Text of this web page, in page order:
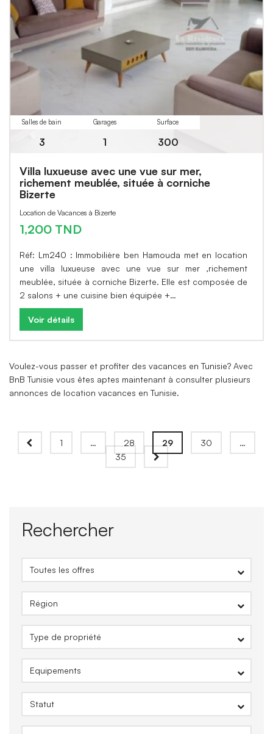
Salles de bain
3
Garages
1
Surface
300
Villa luxueuse avec une vue sur mer,
richement meublée, située à corniche
Bizerte
Location de Vacances à Bizerte
1,200 TND
Réf: Lm240 : Immobilière ben Hamouda met en location
une villa luxueuse avec une vue sur mer ,richement
meublée, située à corniche Bizerte. Elle est composée de
2 salons + une cuisine bien équipée +…
Voir détails
Voulez-vous passer et profiter des vacances en Tunisie? Avec
BnB Tunisie vous êtes aptes maintenant à consulter plusieurs
annonces de location vacances en Tunisie.
1 … 28 29 30
…
35
Rechercher